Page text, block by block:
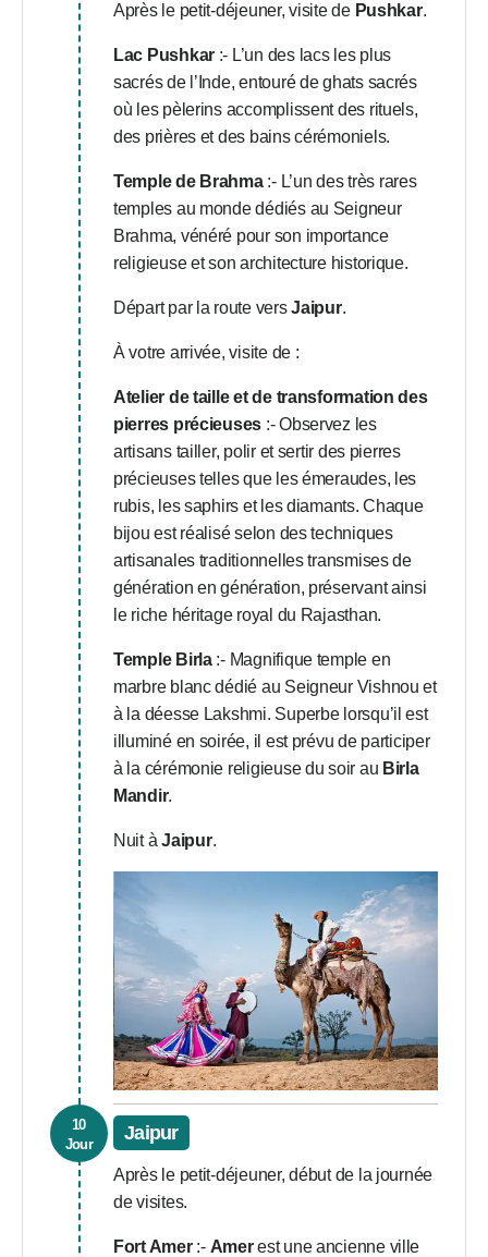
Après le petit-déjeuner, visite de Pushkar.
Lac Pushkar :- L’un des lacs les plus
sacrés de l’Inde, entouré de ghats sacrés
où les pèlerins accomplissent des rituels,
des prières et des bains cérémoniels.
Temple de Brahma:- L’un des très rares
temples au monde dédiés au Seigneur
Brahma, vénéré pour son importance
religieuse et son architecture historique.
Départ par la route versJaipur.
À votre arrivée, visite de :
Atelier de taille et de transformation des
pierres précieuses :- Observez les
artisans tailler, polir et sertir des pierres
précieuses telles que les émeraudes, les
rubis, les saphirs et les diamants. Chaque
bijou est réalisé selon des techniques
artisanales traditionnelles transmises de
génération en génération, préservant ainsi
le riche héritage royal du Rajasthan.
Temple Birla:- Magnifique temple en
marbre blanc dédié au Seigneur Vishnou et
à la déesse Lakshmi. Superbe lorsqu’il est
illuminé en soirée, il est prévu de participer
à la cérémonie religieuse du soir au Birla
Mandir.
Nuit àJaipur.
10
Jour
Jaipur
Après le petit-déjeuner, début de la journée
de visites.
Fort Amer:- Amerest une ancienne ville